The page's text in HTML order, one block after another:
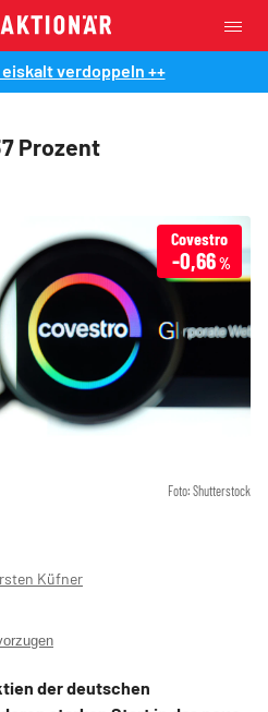
eiskalt verdoppeln ++
Prozent
Foto: Shutterstock
Covestro
-0,66%
Küfner
der deutschen